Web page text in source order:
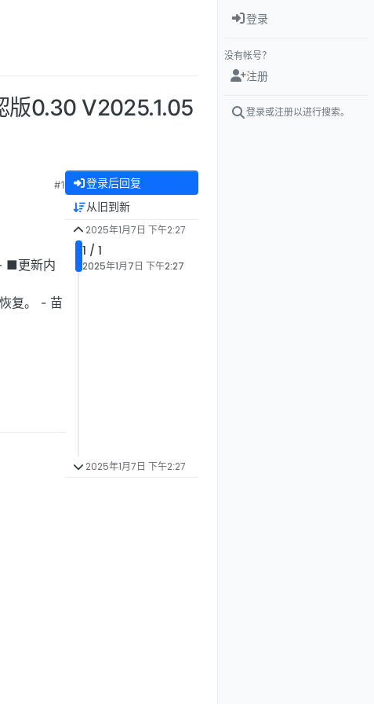
版0.30 V2025.1.05
#1
■更新内
复。 - 苗
登录后回复
从旧到新
2025年1月7日 下午2:27
1 / 1
2025年1月7日 下午2:27
2025年1月7日 下午2:27
登录
没有帐号？
注册
登录或注册以进行搜索。